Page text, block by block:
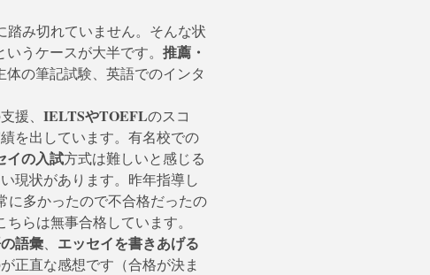
み切れていません。そんな状
うケースが大半です。 推薦・
の筆記試験、英語でのインタ
援、 IELTSやTOEFLのスコ
を出しています。有名校での
イの入試方式は難しいと感じる
現状があります。昨年指導し
に多かったので不合格だったの
らは無事合格しています。
語彙、 エッセイを書きあげる
正直な感想です（合格が決ま